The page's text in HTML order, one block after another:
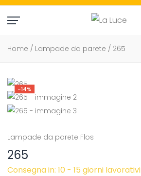
Home / Lampade da parete / 265
-14%
Lampade da parete Flos
265
Consegna in: 10 - 15 giorni lavorativi